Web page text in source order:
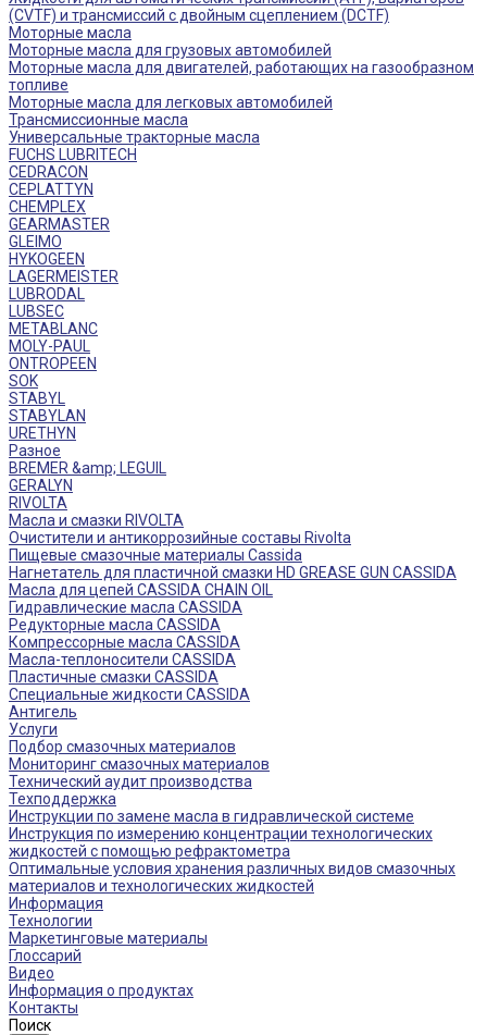
(CVTF) и трансмиссий с двойным сцеплением (DCTF)
Моторные масла
Моторные масла для грузовых автомобилей
Моторные масла для двигателей, работающих на газообразном
топливе
Моторные масла для легковых автомобилей
Трансмиссионные масла
Универсальные тракторные масла
FUCHS LUBRITECH
CEDRACON
CEPLATTYN
CHEMPLEX
GEARMASTER
GLEIMO
HYKOGEEN
LAGERMEISTER
LUBRODAL
LUBSEC
METABLANC
MOLY-PAUL
ONTROPEEN
SOK
STABYL
STABYLAN
URETHYN
Разное
BREMER &amp; LEGUIL
GERALYN
RIVOLTA
Масла и смазки RIVOLTA
Очистители и антикоррозийные составы Rivolta
Пищевые смазочные материалы Cassida
Нагнетатель для пластичной смазки HD GREASE GUN CASSIDA
Масла для цепей CASSIDA CHAIN OIL
Гидравлические масла CASSIDA
Редукторные масла CASSIDA
Компрессорные масла CASSIDA
Масла-теплоносители CASSIDA
Пластичные смазки CASSIDA
Специальные жидкости CASSIDA
Антигель
Услуги
Подбор смазочных материалов
Мониторинг смазочных материалов
Технический аудит производства
Техподдержка
Инструкции по замене масла в гидравлической системе
Инструкция по измерению концентрации технологических
жидкостей с помощью рефрактометра
Оптимальные условия хранения различных видов смазочных
материалов и технологических жидкостей
Информация
Технологии
Маркетинговые материалы
Глоссарий
Видео
Информация о продуктах
Контакты
Поиск